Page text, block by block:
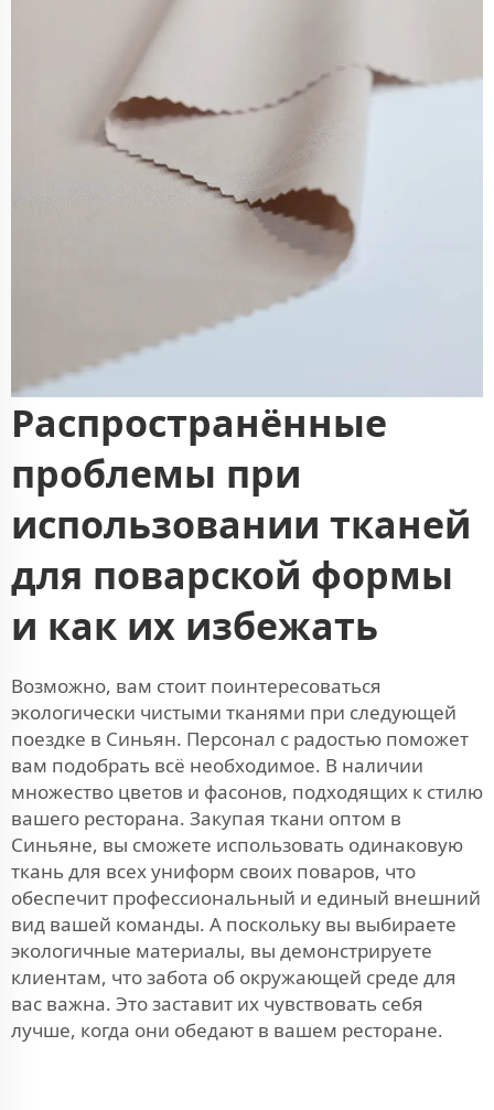
Распространённые
проблемы при
использовании тканей
для поварской формы
и как их избежать
Возможно, вам стоит поинтересоваться
экологически чистыми тканями при следующей
поездке в Синьян. Персонал с радостью поможет
вам подобрать всё необходимое. В наличии
множество цветов и фасонов, подходящих к стилю
вашего ресторана. Закупая ткани оптом в
Синьяне, вы сможете использовать одинаковую
ткань для всех униформ своих поваров, что
обеспечит профессиональный и единый внешний
вид вашей команды. А поскольку вы выбираете
экологичные материалы, вы демонстрируете
клиентам, что забота об окружающей среде для
вас важна. Это заставит их чувствовать себя
лучше, когда они обедают в вашем ресторане.